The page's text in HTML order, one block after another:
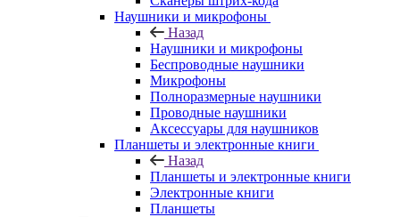
Наушники и микрофоны
Назад
Наушники и микрофоны
Беспроводные наушники
Микрофоны
Полноразмерные наушники
Проводные наушники
Аксессуары для наушников
Планшеты и электронные книги
Назад
Планшеты и электронные книги
Электронные книги
Планшеты